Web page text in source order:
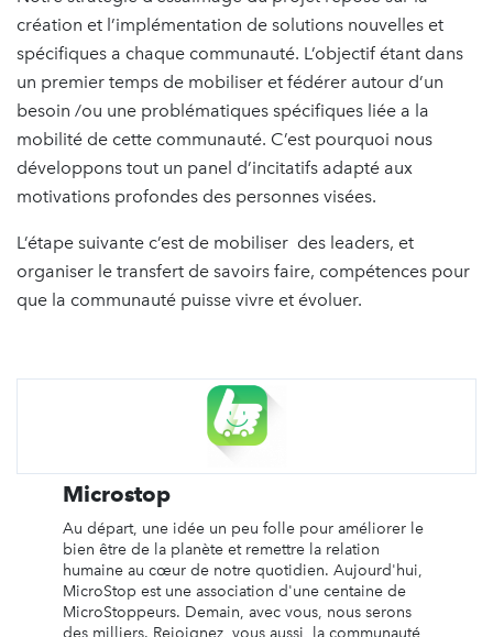
création et l’implémentation de solutions nouvelles et
spécifiques a chaque communauté. L’objectif étant dans
un premier temps de mobiliser et fédérer autour d’un
besoin /ou une problématiques spécifiques liée a la
mobilité de cette communauté. C’est pourquoi nous
développons tout un panel d’incitatifs adapté aux
motivations profondes des personnes visées.
L’étape suivante c’est de mobiliser des leaders, et
organiser le transfert de savoirs faire, compétences pour
que la communauté puisse vivre et évoluer.
Microstop
Au départ, une idée un peu folle pour améliorer le
bien être de la planète et remettre la relation
humaine au cœur de notre quotidien. Aujourd'hui,
MicroStop est une association d'une centaine de
MicroStoppeurs. Demain, avec vous, nous serons